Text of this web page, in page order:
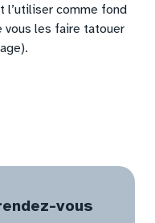
l’utiliser comme fond
vous les faire tatouer
vous